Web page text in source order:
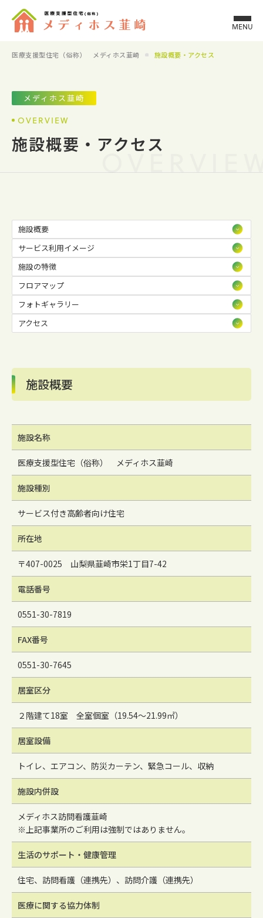
MENU
医療支援型住宅（俗称） メディホス韮崎 施設概要・アクセス
メディホス韮崎
OVERVIEW
施設概要・アクセス
施設概要
サービス利用イメージ
施設の特徴
フロアマップ
フォトギャラリー
アクセス
施設概要
施設名称
医療支援型住宅（俗称） メディホス韮崎
施設種別
サービス付き高齢者向け住宅
所在地
〒407-0025 山梨県韮崎市栄1丁目7-42
電話番号
0551-30-7819
FAX番号
0551-30-7645
居室区分
２階建て18室 全室個室（19.54～21.99㎡）
居室設備
トイレ、エアコン、防災カーテン、緊急コール、収納
施設内併設
メディホス訪問看護韮崎
※上記事業所のご利用は強制ではありません。
生活のサポート・健康管理
住宅、訪問看護（連携先）、訪問介護（連携先）
医療に関する協力体制